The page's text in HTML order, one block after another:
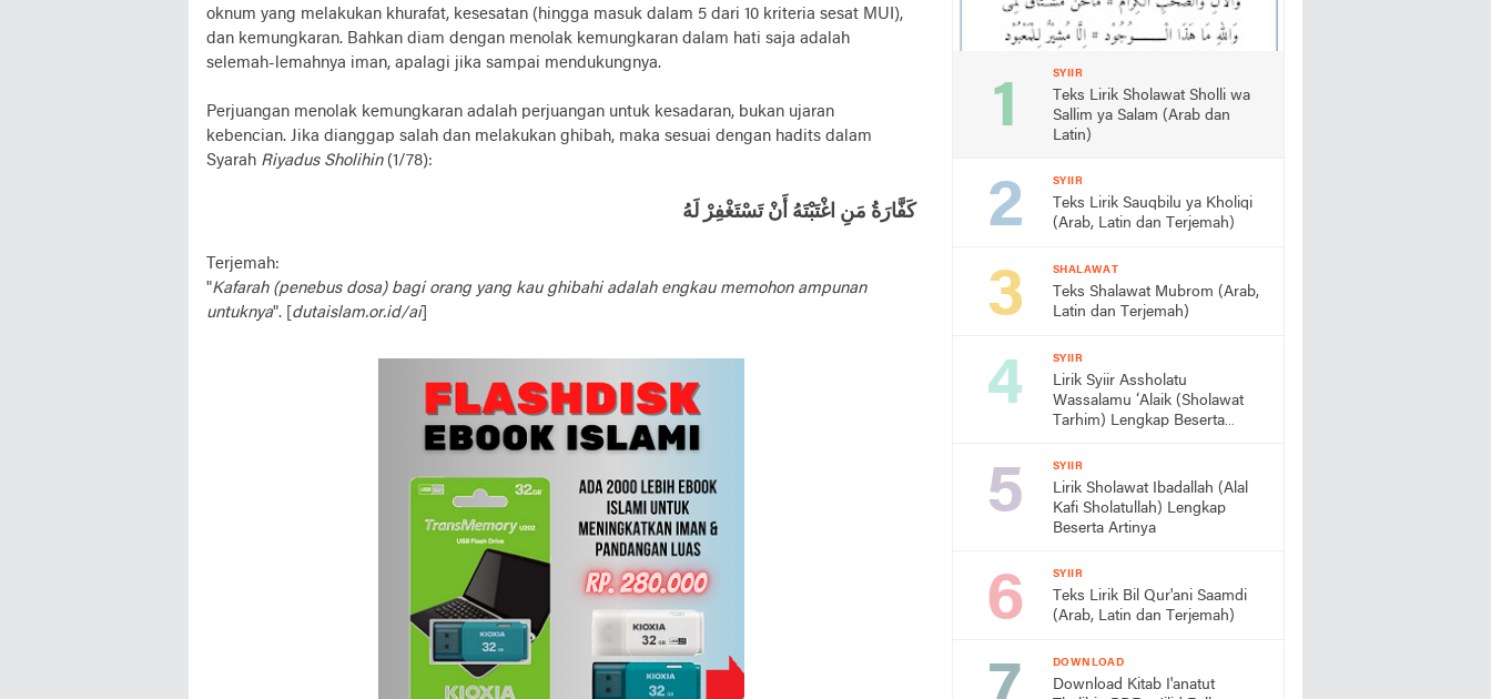
oknum yang melakukan khurafat, kesesatan (hingga masuk dalam 5 dari 10 kriteria sesat MUI),
dan kemungkaran. Bahkan diam dengan menolak kemungkaran dalam hati saja adalah
selemah-lemahnya iman, apalagi jika sampai mendukungnya.
Perjuangan menolak kemungkaran adalah perjuangan untuk kesadaran, bukan ujaran
kebencian. Jika dianggap salah dan melakukan ghibah, maka sesuai dengan hadits dalam
Syarah Riyadus Sholihin(1/78):
كَفَّارَةُ مَنِ اغْتَبْتَهُ أَنْ تَسْتَغْفِرْ لَهُ
Terjemah:
"Kafarah (penebus dosa) bagi orang yang kau ghibahi adalah engkau memohon ampunan
untuknya". [ dutaislam.or.id/ai]
SYIIR
Teks Lirik Sholawat Sholli wa
Sallim ya Salam (Arab dan
Latin)
SYIIR
Teks Lirik Sauqbilu ya Kholiqi
(Arab, Latin dan Terjemah)
SHALAWAT
Teks Shalawat Mubrom (Arab,
Latin dan Terjemah)
SYIIR
Lirik Syiir Assholatu
Wassalamu ‘Alaik (Sholawat
Tarhim) Lengkap Beserta
SYIIR
Lirik Sholawat Ibadallah (Alal
Kafi Sholatullah) Lengkap
Beserta Artinya
SYIIR
Teks Lirik Bil Qur'ani Saamdi
(Arab, Latin dan Terjemah)
DOWNLOAD
Download Kitab I'anatut